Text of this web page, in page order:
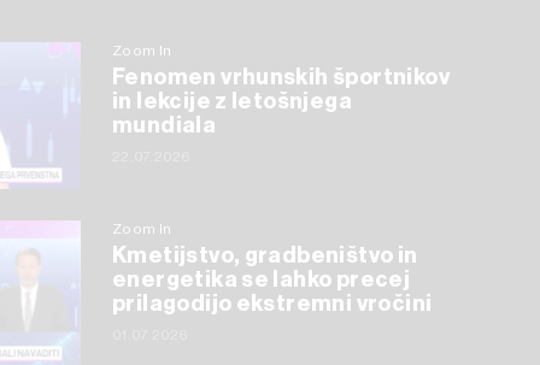
Zoom In
Fenomen vrhunskih športnikov
in lekcije z letošnjega
mundiala
Zoom In
Kmetijstvo, gradbeništvo in
energetika se lahko precej
prilagodijo ekstremni vročini